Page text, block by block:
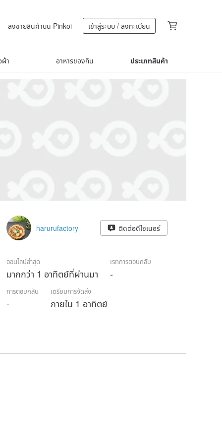
ลงขายสินค้าบน Pinkoi เข้าสู่ระบบ / ลงทะเบียน
ผ้า อาหารของกิน ประเภทสินค้า
harurufactory ติดต่อดีไซเนอร์
ออนไลน์ล่าสุด
มากกว่า 1 อาทิตย์ที่ผ่านมา
เรทการตอบกลับ
-
การตอบกลับ
-
เตรียมการจัดส่ง
ภายใน 1 อาทิตย์